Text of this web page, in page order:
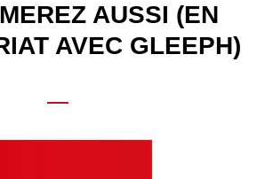
AUSSI (EN
AVEC GLEEPH)